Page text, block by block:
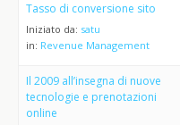
Tasso di conversione sito
Iniziato da: satu
in: Revenue Management
Il 2009 all’insegna di nuove
tecnologie e prenotazioni
online